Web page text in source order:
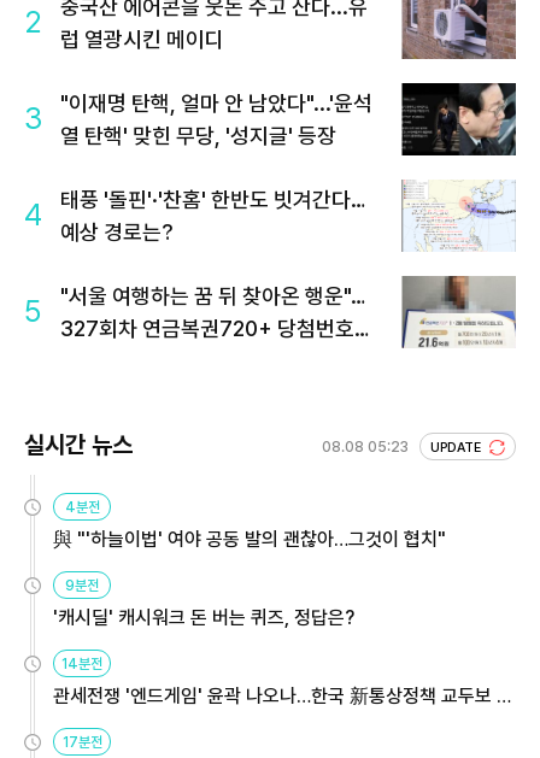
2
중국산 에어콘을 웃돈 주고 산다...유
럽 열광시킨 메이디
3
"이재명 탄핵, 얼마 안 남았다"...'윤석
열 탄핵' 맞힌 무당, '성지글' 등장
4
태풍 '돌핀'·'찬홈' 한반도 빗겨간다…
예상 경로는?
5
"서울 여행하는 꿈 뒤 찾아온 행운"…
327회차 연금복권720+ 당첨번호조
실시간 뉴스 08.08 05:23 UPDATE
4분전
與 "'하늘이법' 여야 공동 발의 괜찮아…그것이 협치"
9분전
'캐시딜' 캐시워크 돈 버는 퀴즈, 정답은?
14분전
관세전쟁 '엔드게임' 윤곽 나오나…한국 新통상정책 교두보 활
17분전